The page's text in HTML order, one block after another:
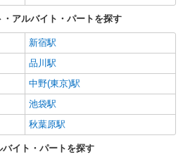
アルバイト・パートを探す
新宿駅
品川駅
中野(東京)駅
池袋駅
秋葉原駅
イト・パートを探す